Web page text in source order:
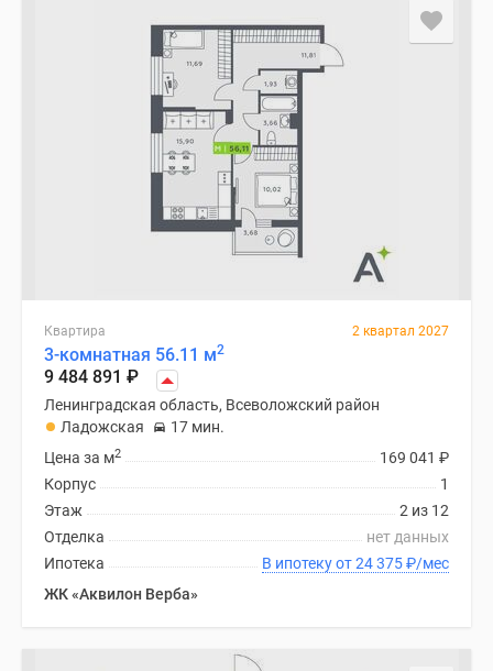
Квартира 2 квартал 2027
3-комнатная 56.11 м2
9 484 891 ₽
Ленинградская область, Всеволожский район
Ладожская
17 мин.
169 041 ₽
Цена за м2
1
Корпус
2 из 12
Этаж
нет данных
Отделка
В ипотеку от 24 375₽/мес
Ипотека
ЖК «Аквилон Верба»